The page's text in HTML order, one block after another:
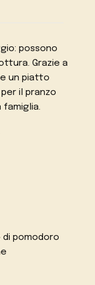
possono
Grazie a
un piatto
il pranzo
famiglia.
pomodoro